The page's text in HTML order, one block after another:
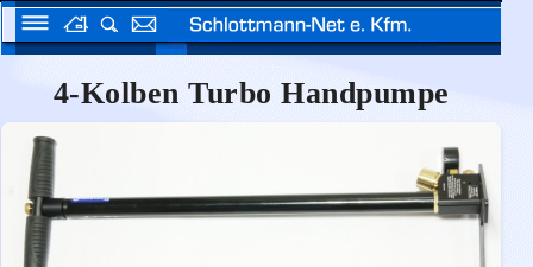
4-Kolben Turbo Handpumpe